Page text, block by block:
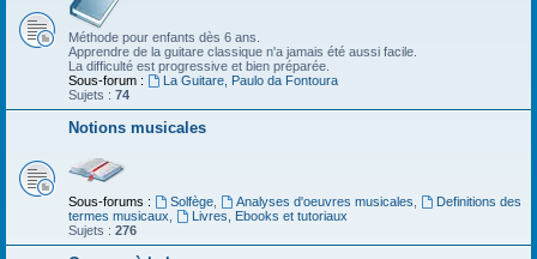
Méthode pour enfants dès 6 ans.
Apprendre de la guitare classique n'a jamais été aussi facile.
La difficulté est progressive et bien préparée.
Sous-forum :
La Guitare, Paulo da Fontoura
Sujets : 74
Notions musicales
Sous-forums : Solfège, Analyses d'oeuvres musicales
Definitions des
termes musicaux
Livres, Ebooks et tutoriaux
Sujets : 276